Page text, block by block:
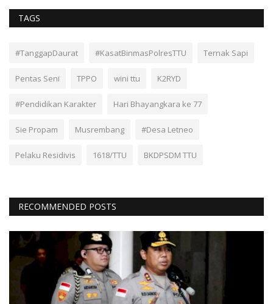
TAGS
#TanggapDaurat #KasatBinmasPolresTTU Ternak Sapi
Pentas Seni TPPO wini ttu K2RYD
#Pendidikan Karakter Hari Bhayangkara ke 77
Sie Propam Musrembang #Desa Letneo
Pelaku Residivis 1618/TTU BKDPSDM TTU
RECOMMENDED POSTS